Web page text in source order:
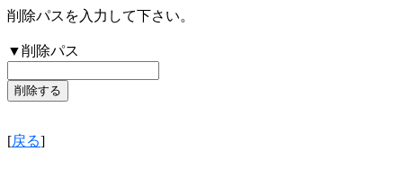
削除パスを入力して下さい。
▼削除パス
[戻る]